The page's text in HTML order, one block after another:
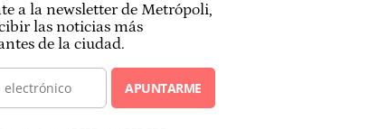
a la newsletter de Metrópoli,
las noticias más
de la ciudad.
APUNTARME